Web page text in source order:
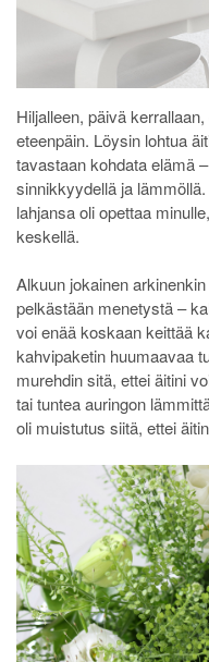
Hiljalleen, päivä
eteenpäin. Löysin lohtua
tavastaan kohdata elämä
sinnikkyydellä ja
lahjansa oli opettaa
keskellä.
Alkuun jokainen
pelkästään menetystä –
voi enää koskaan keittää
kahvipaketin huumaavaa
murehdin sitä, ettei äitini
tai tuntea auringon
oli muistutus siitä, ettei